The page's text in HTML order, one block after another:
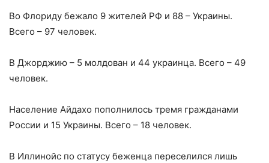
Во Флориду бежало 9 жителей РФ и 88 – Украины.
Всего – 97 человек.
В Джорджию – 5 молдован и 44 украинца. Всего – 49
человек.
Население Айдахо пополнилось тремя гражданами
России и 15 Украины. Всего – 18 человек.
В Иллинойс по статусу беженца переселился лишь